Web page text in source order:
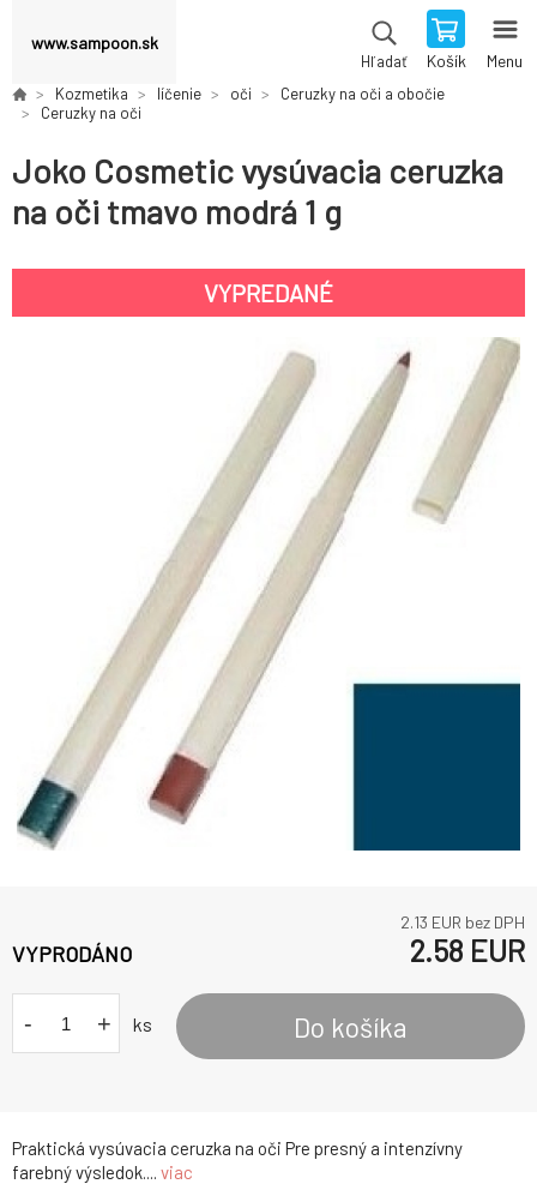
www.sampoon.sk
Hľadať Košík Menu
Kozmetika líčenie oči
Ceruzky na oči a obočie
Ceruzky na oči
Joko Cosmetic vysúvacia ceruzka
na oči tmavo modrá 1 g
VYPREDANÉ
Praktická vysúvacia ceruzka na oči Pre presný a intenzívny
farebný výsledok.... viac
2.13 EUR bez DPH
VYPRODÁNO 2.58 EUR
- + ks Do košíka